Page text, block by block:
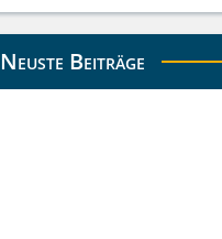
Neuste Beiträge